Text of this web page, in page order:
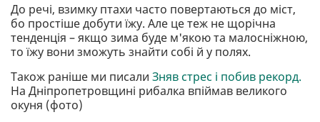
До речі, взимку птахи часто повертаються до міст,
бо простіше добути їжу. Але це теж не щорічна
тенденція – якщо зима буде м'якою та малосніжною,
то їжу вони зможуть знайти собі й у полях.
Також раніше ми писали Зняв стрес і побив рекорд.
На Дніпропетровщині рибалка впіймав великого
окуня (фото)